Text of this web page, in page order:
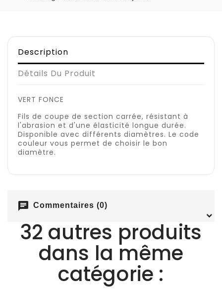
Description
Détails Du Produit
VERT FONCE
Fils de coupe de section carrée, résistant à
l'abrasion et d'une élasticité longue durée.
Disponible avec différents diamètres. Le code
couleur vous permet de choisir le bon
diamètre.
chat Commentaires (0)
32 autres produits
dans la même
catégorie :